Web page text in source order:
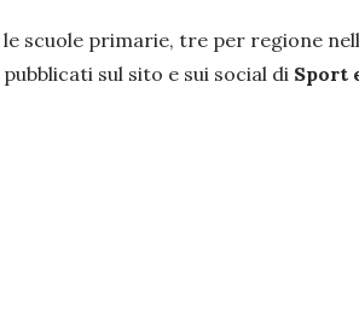
scuole primarie, tre per regione
sul sito e sui social di Sport